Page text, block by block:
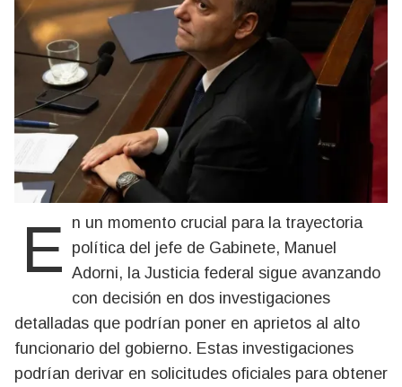
En un momento crucial para la trayectoria política del jefe de Gabinete, Manuel
Adorni, la Justicia federal sigue avanzando
con decisión en dos investigaciones
detalladas que podrían poner en aprietos al alto
funcionario del gobierno. Estas investigaciones
podrían derivar en solicitudes oficiales para obtener